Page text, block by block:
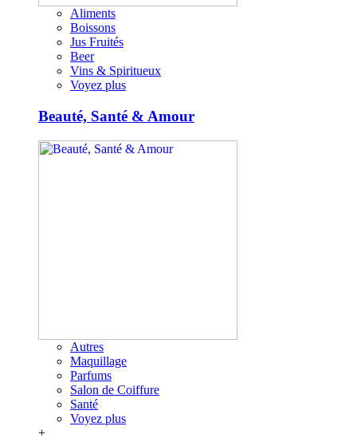
Aliments
Boissons
Jus Fruités
Beer
Vins & Spiritueux
Voyez plus
Beauté, Santé & Amour
Autres
Maquillage
Parfums
Salon de Coiffure
Santé
Voyez plus
+